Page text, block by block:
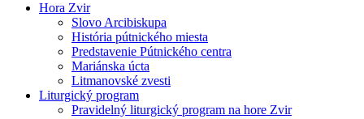
Hora Zvir
Slovo Arcibiskupa
História pútnického miesta
Predstavenie Pútnického centra
Mariánska úcta
Litmanovské zvesti
Liturgický program
Pravidelný liturgický program na hore Zvir